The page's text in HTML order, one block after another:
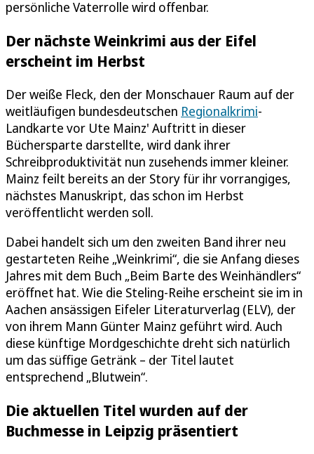
persönliche Vaterrolle wird offenbar.
Der nächste Weinkrimi aus der Eifel
erscheint im Herbst
Der weiße Fleck, den der Monschauer Raum auf der
weitläufigen bundesdeutschen Regionalkrimi-
Landkarte vor Ute Mainz' Auftritt in dieser
Büchersparte darstellte, wird dank ihrer
Schreibproduktivität nun zusehends immer kleiner.
Mainz feilt bereits an der Story für ihr vorrangiges,
nächstes Manuskript, das schon im Herbst
veröffentlicht werden soll.
Dabei handelt sich um den zweiten Band ihrer neu
gestarteten Reihe „Weinkrimi“, die sie Anfang dieses
Jahres mit dem Buch „Beim Barte des Weinhändlers“
eröffnet hat. Wie die Steling-Reihe erscheint sie im in
Aachen ansässigen Eifeler Literaturverlag (ELV), der
von ihrem Mann Günter Mainz geführt wird. Auch
diese künftige Mordgeschichte dreht sich natürlich
um das süffige Getränk – der Titel lautet
entsprechend „Blutwein“.
Die aktuellen Titel wurden auf der
Buchmesse in Leipzig präsentiert